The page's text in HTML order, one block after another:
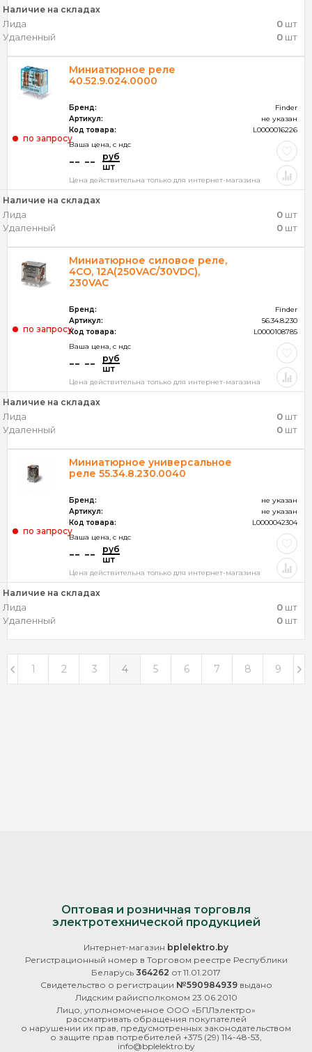
Наличие на складах
Лида 0 шт
Удаленный
0 шт
Миниатюрное реле
40.52.9.024.0000
Бренд:
Finder
Артикул:
не указан
Код товара:
L0000016226
Ваша цена, c ндс
-- --
руб
шт
по запросу
Цена действительна только для интернет-магазина
Наличие на складах
Лида 0 шт
Удаленный
0 шт
Миниатюрное силовое реле,
4CO, 12A(250VAC/30VDC),
230VAC
Бренд:
Finder
Артикул:
56.34.8.230
Код товара:
L0000108785
Ваша цена, c ндс
-- --
руб
шт
по запросу
Цена действительна только для интернет-магазина
Наличие на складах
Лида 0 шт
Удаленный
0 шт
Миниатюрное универсальное
реле 55.34.8.230.0040
Бренд:
не указан
Артикул:
не указан
Код товара:
L0000042304
Ваша цена, c ндс
-- --
руб
шт
по запросу
Цена действительна только для интернет-магазина
Наличие на складах
Лида 0 шт
Удаленный
0 шт
1 2 3 4 5 6 7 8 9
Оптовая и розничная торговля
электротехнической продукцией
Интернет-магазин bplelektro.by
Регистрационный номер в Торговом реестре Республики
Беларусь 364262 от 11.01.2017
Свидетельство о регистрации №590984939выдано
Лидским райисполкомом 23.06.2010
Лицо, уполномоченное ООО «БПЛэлектро»
рассматривать обращения покупателей
о нарушении их прав, предусмотренных законодательством
о защите прав потребителей +375 (29) 114-48-53
info@bplelektro.by